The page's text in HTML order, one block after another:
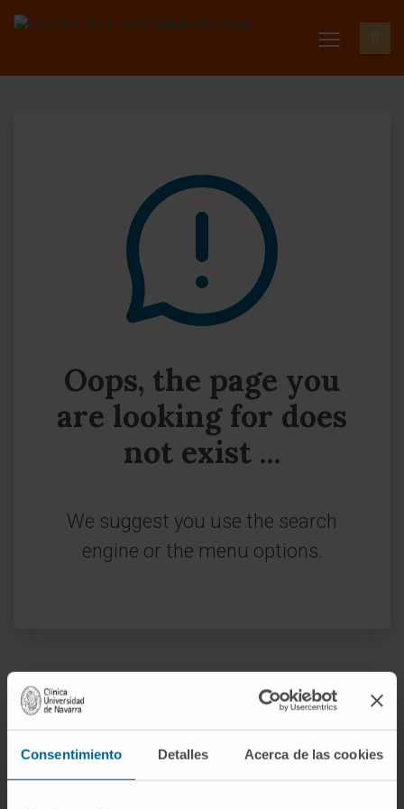
Consentimiento Detalles Acerca de las cookies
Oops, the page you
are looking for does
not exist ...
We suggest you use the search
engine or the menu options.